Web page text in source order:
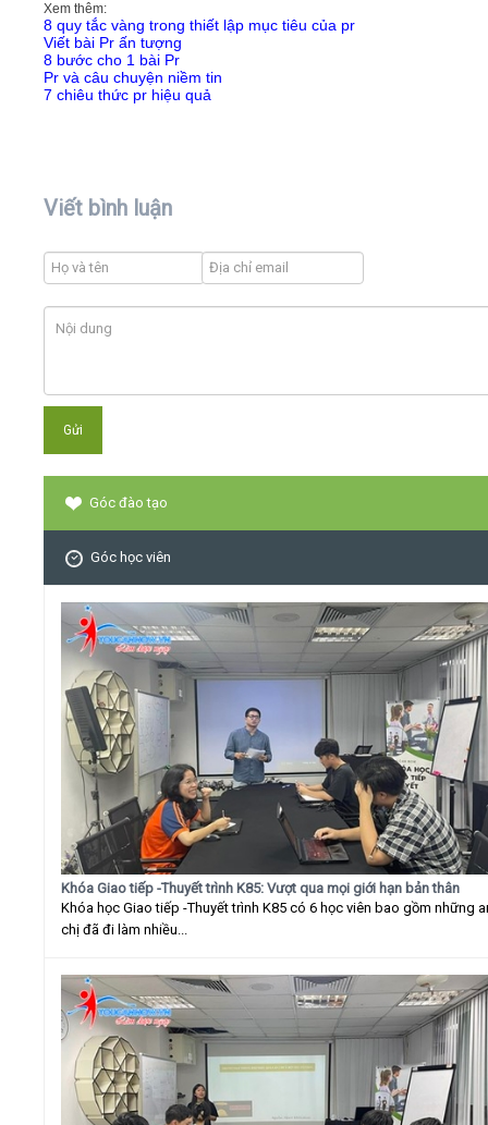
Xem thêm:
8 quy tắc vàng trong thiết lập mục tiêu của pr
Viết bài Pr ấn tượng
8 bước cho 1 bài Pr
Pr và câu chuyện niềm tin
7 chiêu thức pr hiệu quả
Viết bình luận
Góc đào tạo
Góc học viên
Khóa Giao tiếp -Thuyết trình K85: Vượt qua mọi giới hạn bản thân
Khóa học Giao tiếp -Thuyết trình K85 có 6 học viên bao gồm những
chị đã đi làm nhiều...